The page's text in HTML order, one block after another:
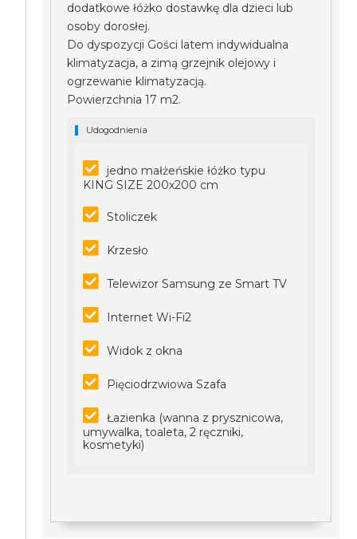
dodatkowe łóżko dostawkę dla dzieci lub
osoby dorosłej.
Do dyspozycji Gości latem indywidualna
klimatyzacja, a zimą grzejnik olejowy i
ogrzewanie klimatyzacją.
Powierzchnia 17 m2.
Udogodnienia
jedno małżeńskie łóżko typu
KING SIZE 200x200 cm
Stoliczek
Krzesło
Telewizor Samsung ze Smart TV
Internet Wi-Fi2
Widok z okna
Pięciodrzwiowa Szafa
Łazienka (wanna z prysznicowa,
umywalka, toaleta, 2 ręczniki,
kosmetyki)